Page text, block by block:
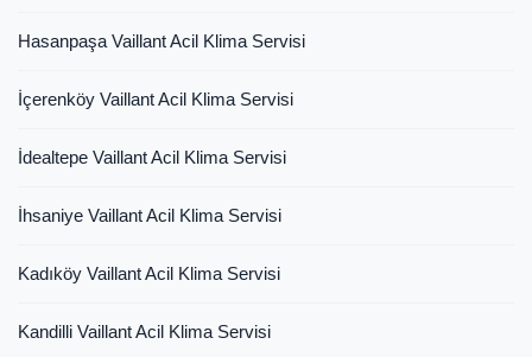
Hasanpaşa Vaillant Acil Klima Servisi
İçerenköy Vaillant Acil Klima Servisi
İdealtepe Vaillant Acil Klima Servisi
İhsaniye Vaillant Acil Klima Servisi
Kadıköy Vaillant Acil Klima Servisi
Kandilli Vaillant Acil Klima Servisi